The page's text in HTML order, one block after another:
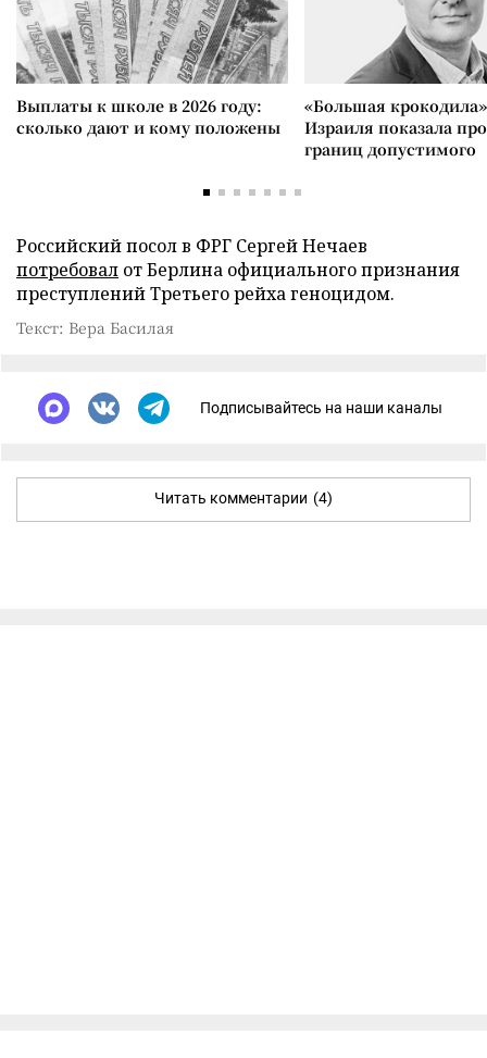
Выплаты к школе в 2026 году:
сколько дают и кому положены
«Большая
Израиля показала
границ допустимого
Российский посол в ФРГ Сергей Нечаев
потребовал от Берлина официального признания
преступлений Третьего рейха геноцидом.
Текст: Вера Басилая
Подписывайтесь на наши каналы
Читать комментарии (4)